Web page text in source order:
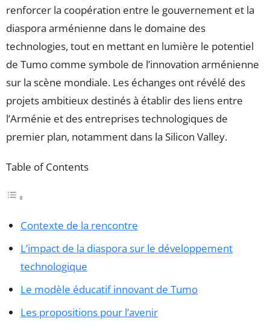
renforcer la coopération entre le gouvernement et la
diaspora arménienne dans le domaine des
technologies, tout en mettant en lumière le potentiel
de Tumo comme symbole de l’innovation arménienne
sur la scène mondiale. Les échanges ont révélé des
projets ambitieux destinés à établir des liens entre
l’Arménie et des entreprises technologiques de
premier plan, notamment dans la Silicon Valley.
Table of Contents
Contexte de la rencontre
L’impact de la diaspora sur le développement
technologique
Le modèle éducatif innovant de Tumo
Les propositions pour l’avenir